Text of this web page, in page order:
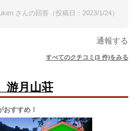
さんの回答（投稿日：2023/1/24）
通報する
すべてのクチコミ(3 件)をみる
月山荘
おすすめ！